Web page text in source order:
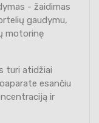
- žaidimas
gaudymu,
motorinę
turi atidžiai
esančiu
ir